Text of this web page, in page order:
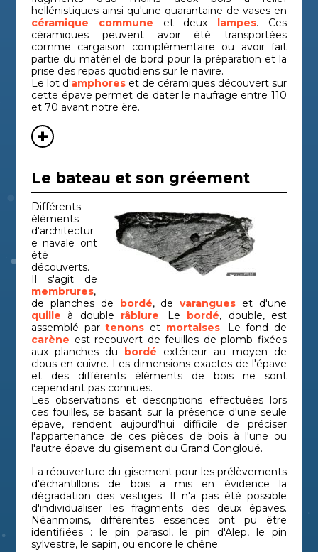
hellénistiques ainsi qu'une quarantaine de vases en
céramique commune et deux lampes. Ces
céramiques peuvent avoir été transportées
comme cargaison complémentaire ou avoir fait
partie du matériel de bord pour la préparation et la
prise des repas quotidiens sur le navire.
Le lot d'amphores et de céramiques découvert sur
cette épave permet de dater le naufrage entre 110
et 70 avant notre ère.
Le bateau et son gréement
Différents
éléments
d'architectur
e navale ont
été
découverts.
Il s'agit de
membrures,
de planches de
bordé, devarangues et d'une
quille à double râblure. Le bordé, double, est
assemblé partenons et mortaises. Le fond de
carène est recouvert de feuilles de plomb fixées
aux planches du
bordé extérieur au moyen de
clous en cuivre. Les dimensions exactes de l'épave
et des différents éléments de bois ne sont
cependant pas connues.
Les observations et descriptions effectuées lors
ces fouilles, se basant sur la présence d'une seule
épave, rendent aujourd'hui difficile de préciser
l'appartenance de ces pièces de bois à l'une ou
l'autre épave du gisement du Grand Congloué.
La réouverture du gisement pour les prélèvements
d'échantillons de bois a mis en évidence la
dégradation des vestiges. Il n'a pas été possible
d'individualiser les fragments des deux épaves.
Néanmoins, différentes essences ont pu être
identifiées : le pin parasol, le pin d'Alep, le pin
sylvestre, le sapin, ou encore le chêne.